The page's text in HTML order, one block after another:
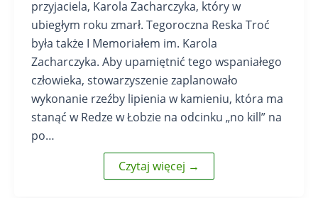
przyjaciela, Karola Zacharczyka, który w
ubiegłym roku zmarł. Tegoroczna Reska Troć
była także I Memoriałem im. Karola
Zacharczyka. Aby upamiętnić tego wspaniałego
człowieka, stowarzyszenie zaplanowało
wykonanie rzeźby lipienia w kamieniu, która ma
stanąć w Redze w Łobzie na odcinku „no kill” na
po…
Czytaj więcej →